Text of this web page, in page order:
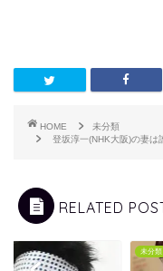
HOME
未分類
登坂淳一(NHK大阪)の妻は
RELATED
未分類